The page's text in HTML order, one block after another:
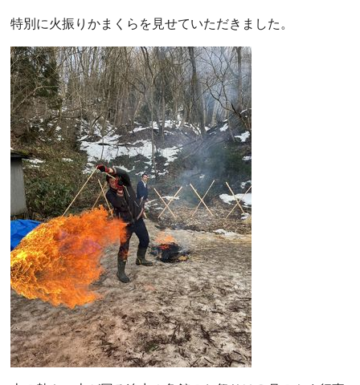
特別に火振りかまくらを見せていただきました。